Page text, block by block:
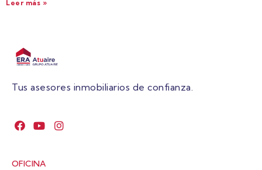
Leer más »
Tus asesores inmobiliarios de confianza.
OFICINA